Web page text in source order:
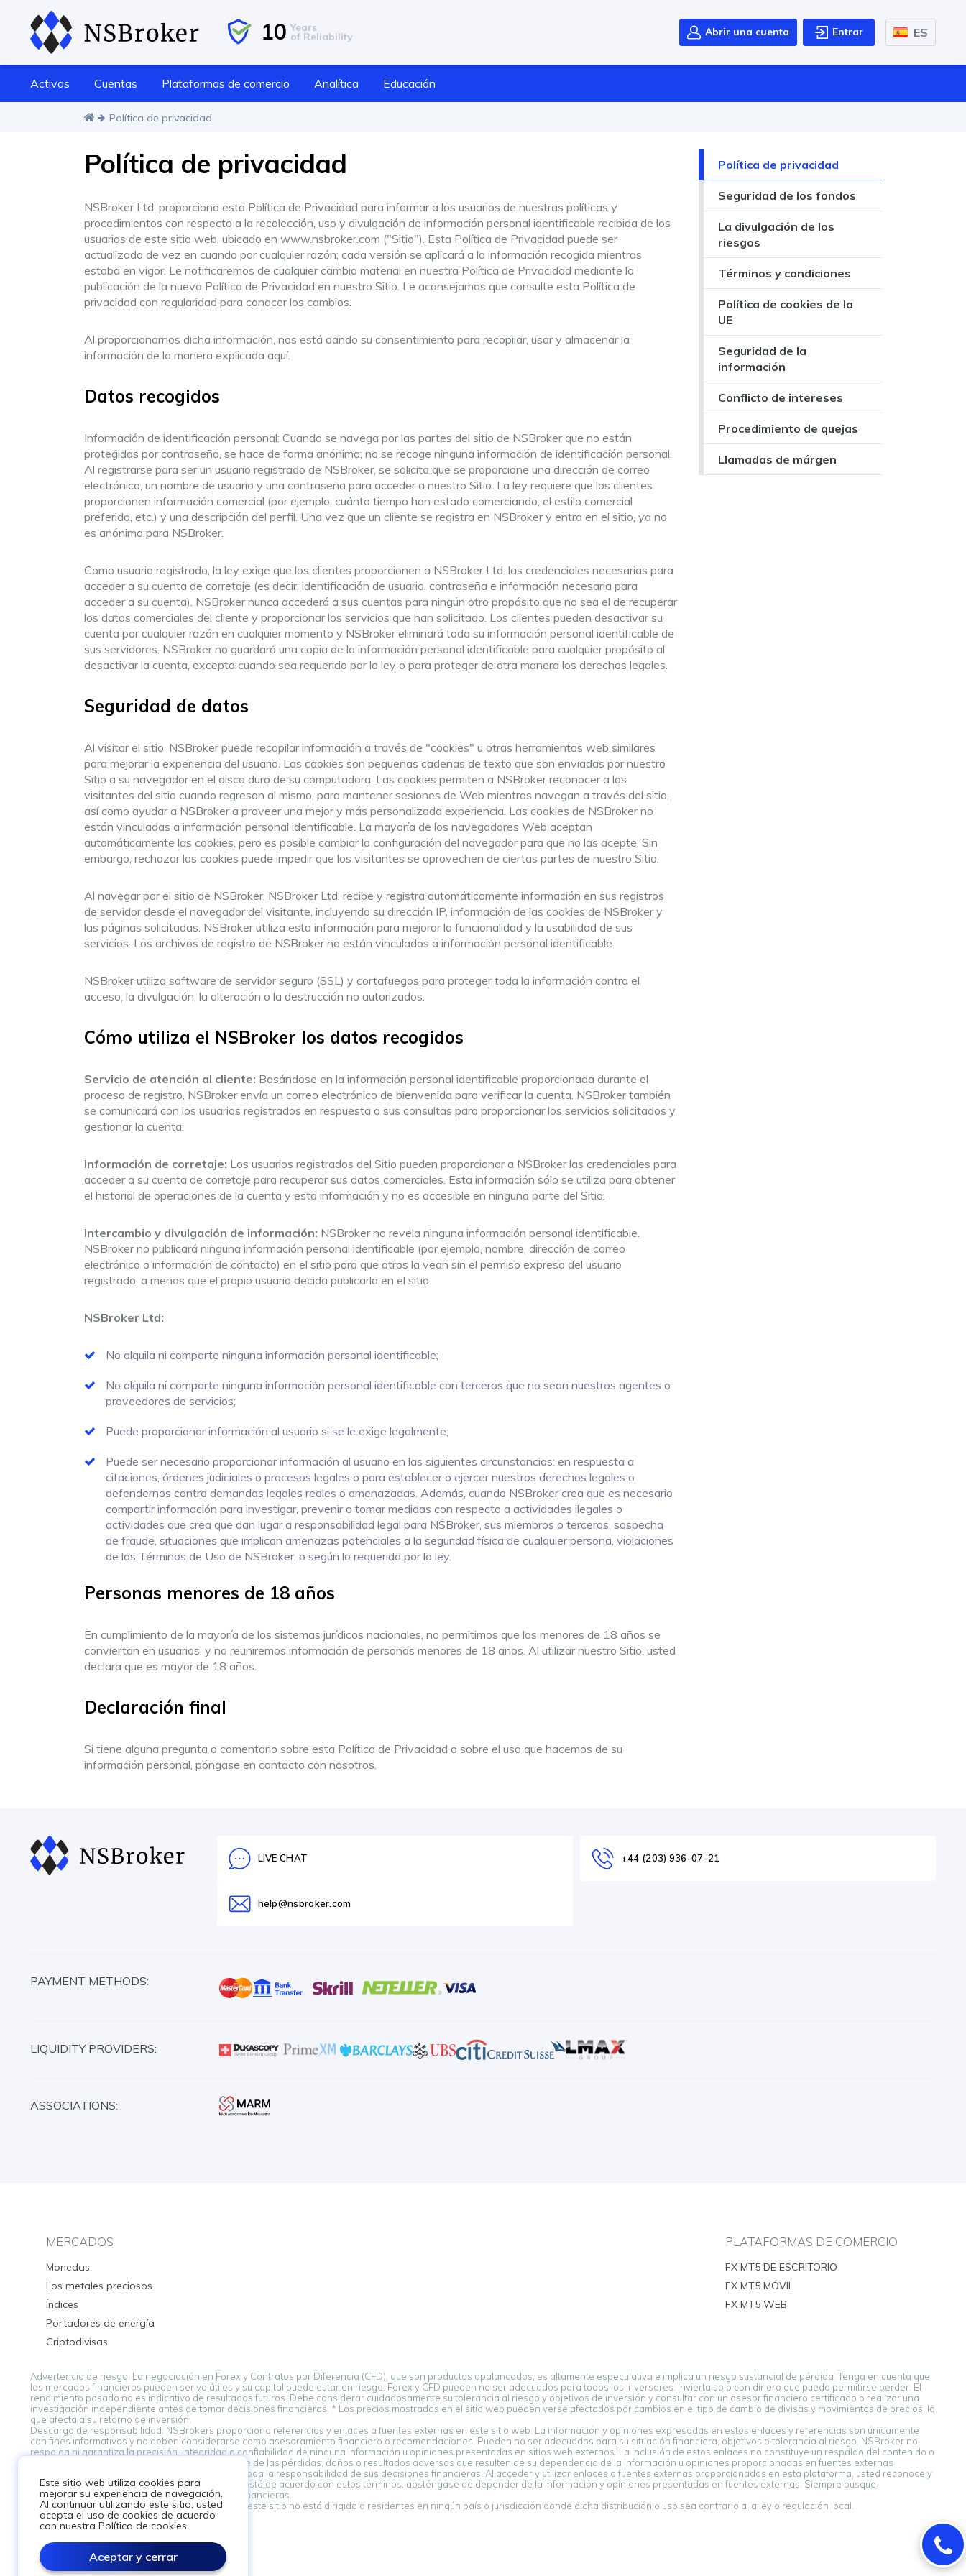
10 Years
of Reliability Abrir una cuenta Entrar ES
Activos Cuentas Plataformas de comercio Analítica Educación
Política de privacidad
Política de privacidad
NSBroker Ltd. proporciona esta Política de Privacidad para informar a los usuarios de nuestras políticas y
procedimientos con respecto a la recolección, uso y divulgación de información personal identificable recibida de los
usuarios de este sitio web, ubicado en www.nsbroker.com ("Sitio"). Esta Política de Privacidad puede ser
actualizada de vez en cuando por cualquier razón; cada versión se aplicará a la información recogida mientras
estaba en vigor. Le notificaremos de cualquier cambio material en nuestra Política de Privacidad mediante la
publicación de la nueva Política de Privacidad en nuestro Sitio. Le aconsejamos que consulte esta Política de
privacidad con regularidad para conocer los cambios.
Al proporcionarnos dicha información, nos está dando su consentimiento para recopilar, usar y almacenar la
información de la manera explicada aquí.
Datos recogidos
Información de identificación personal: Cuando se navega por las partes del sitio de NSBroker que no están
protegidas por contraseña, se hace de forma anónima; no se recoge ninguna información de identificación personal.
Al registrarse para ser un usuario registrado de NSBroker, se solicita que se proporcione una dirección de correo
electrónico, un nombre de usuario y una contraseña para acceder a nuestro Sitio. La ley requiere que los clientes
proporcionen información comercial (por ejemplo, cuánto tiempo han estado comerciando, el estilo comercial
preferido, etc.) y una descripción del perfil. Una vez que un cliente se registra en NSBroker y entra en el sitio, ya no
es anónimo para NSBroker.
Como usuario registrado, la ley exige que los clientes proporcionen a NSBroker Ltd. las credenciales necesarias para
acceder a su cuenta de corretaje (es decir, identificación de usuario, contraseña e información necesaria para
acceder a su cuenta). NSBroker nunca accederá a sus cuentas para ningún otro propósito que no sea el de recuperar
los datos comerciales del cliente y proporcionar los servicios que han solicitado. Los clientes pueden desactivar su
cuenta por cualquier razón en cualquier momento y NSBroker eliminará toda su información personal identificable de
sus servidores. NSBroker no guardará una copia de la información personal identificable para cualquier propósito al
desactivar la cuenta, excepto cuando sea requerido por la ley o para proteger de otra manera los derechos legales.
Seguridad de datos
Al visitar el sitio, NSBroker puede recopilar información a través de "cookies" u otras herramientas web similares
para mejorar la experiencia del usuario. Las cookies son pequeñas cadenas de texto que son enviadas por nuestro
Sitio a su navegador en el disco duro de su computadora. Las cookies permiten a NSBroker reconocer a los
visitantes del sitio cuando regresan al mismo, para mantener sesiones de Web mientras navegan a través del sitio,
así como ayudar a NSBroker a proveer una mejor y más personalizada experiencia. Las cookies de NSBroker no
están vinculadas a información personal identificable. La mayoría de los navegadores Web aceptan
automáticamente las cookies, pero es posible cambiar la configuración del navegador para que no las acepte. Sin
embargo, rechazar las cookies puede impedir que los visitantes se aprovechen de ciertas partes de nuestro Sitio.
Al navegar por el sitio de NSBroker, NSBroker Ltd. recibe y registra automáticamente información en sus registros
de servidor desde el navegador del visitante, incluyendo su dirección IP, información de las cookies de NSBroker y
las páginas solicitadas. NSBroker utiliza esta información para mejorar la funcionalidad y la usabilidad de sus
servicios. Los archivos de registro de NSBroker no están vinculados a información personal identificable.
NSBroker utiliza software de servidor seguro (SSL) y cortafuegos para proteger toda la información contra el
acceso, la divulgación, la alteración o la destrucción no autorizados.
Cómo utiliza el NSBroker los datos recogidos
Servicio de atención al cliente: Basándose en la información personal identificable proporcionada durante el
proceso de registro, NSBroker envía un correo electrónico de bienvenida para verificar la cuenta. NSBroker también
se comunicará con los usuarios registrados en respuesta a sus consultas para proporcionar los servicios solicitados y
gestionar la cuenta.
Información de corretaje: Los usuarios registrados del Sitio pueden proporcionar a NSBroker las credenciales para
acceder a su cuenta de corretaje para recuperar sus datos comerciales. Esta información sólo se utiliza para obtener
el historial de operaciones de la cuenta y esta información y no es accesible en ninguna parte del Sitio.
Intercambio y divulgación de información: NSBroker no revela ninguna información personal identificable.
NSBroker no publicará ninguna información personal identificable (por ejemplo, nombre, dirección de correo
electrónico o información de contacto) en el sitio para que otros la vean sin el permiso expreso del usuario
registrado, a menos que el propio usuario decida publicarla en el sitio.
NSBroker Ltd:
No alquila ni comparte ninguna información personal identificable;
No alquila ni comparte ninguna información personal identificable con terceros que no sean nuestros agentes o
proveedores de servicios;
Puede proporcionar información al usuario si se le exige legalmente;
Puede ser necesario proporcionar información al usuario en las siguientes circunstancias: en respuesta a
citaciones, órdenes judiciales o procesos legales o para establecer o ejercer nuestros derechos legales o
defendernos contra demandas legales reales o amenazadas. Además, cuando NSBroker crea que es necesario
compartir información para investigar, prevenir o tomar medidas con respecto a actividades ilegales o
actividades que crea que dan lugar a responsabilidad legal para NSBroker, sus miembros o terceros, sospecha
de fraude, situaciones que implican amenazas potenciales a la seguridad física de cualquier persona, violaciones
de los Términos de Uso de NSBroker, o según lo requerido por la ley.
Personas menores de 18 años
En cumplimiento de la mayoría de los sistemas jurídicos nacionales, no permitimos que los menores de 18 años se
conviertan en usuarios, y no reuniremos información de personas menores de 18 años. Al utilizar nuestro Sitio, usted
declara que es mayor de 18 años.
Declaración final
Si tiene alguna pregunta o comentario sobre esta Política de Privacidad o sobre el uso que hacemos de su
información personal, póngase en contacto con nosotros.
Política de privacidad
Seguridad de los fondos
La divulgación de los
riesgos
Términos y condiciones
Política de cookies de la
UE
Seguridad de la
información
Conflicto de intereses
Procedimiento de quejas
Llamadas de márgen
LIVE CHAT +44 (203) 936-07-21
help@nsbroker.com
PAYMENT METHODS:
LIQUIDITY PROVIDERS:
ASSOCIATIONS:
MERCADOS
Monedas
Los metales preciosos
Índices
Portadores de energía
Criptodivisas
PLATAFORMAS DE COMERCIO
FX MT5 DE ESCRITORIO
FX MT5 MÓVIL
FX MT5 WEB
Advertencia de riesgo: La negociación en Forex y Contratos por Diferencia (CFD), que son productos apalancados, es altamente especulativa e implica un riesgo sustancial de pérdida. Tenga en cuenta que
los mercados financieros pueden ser volátiles y su capital puede estar en riesgo. Forex y CFD pueden no ser adecuados para todos los inversores. Invierta solo con dinero que pueda permitirse perder. El
rendimiento pasado no es indicativo de resultados futuros. Debe considerar cuidadosamente su tolerancia al riesgo y objetivos de inversión y consultar con un asesor financiero certificado o realizar una
investigación independiente antes de tomar decisiones financieras. * Los precios mostrados en el sitio web pueden verse afectados por cambios en el tipo de cambio de divisas y movimientos de precios, lo
que afecta a su retorno de inversión.
Descargo de responsabilidad: NSBrokers proporciona referencias y enlaces a fuentes externas en este sitio web. La información y opiniones expresadas en estos enlaces y referencias son únicamente
con fines informativos y no deben considerarse como asesoramiento financiero o recomendaciones. Pueden no ser adecuados para su situación financiera, objetivos o tolerancia al riesgo. NSBroker no
respalda ni garantiza la precisión, integridad o confiabilidad de ninguna información u opiniones presentadas en sitios web externos. La inclusión de estos enlaces no constituye un respaldo del contenido o
de sus proveedores. NSBroker no es responsable de las pérdidas, daños o resultados adversos que resulten de su dependencia de la información u opiniones proporcionadas en fuentes externas
vinculadas desde esta plataforma. Usted asume toda la responsabilidad de sus decisiones financieras. Al acceder y utilizar enlaces a fuentes externas proporcionados en esta plataforma, usted reconoce y
acepta este descargo de responsabilidad. Si no está de acuerdo con estos términos, absténgase de depender de la información y opiniones presentadas en fuentes externas. Siempre busque
asesoramiento profesional al tomar decisiones financieras.
Descargo de responsabilidad: La información en este sitio no está dirigida a residentes en ningún país o jurisdicción donde dicha distribución o uso sea contrario a la ley o regulación local.
Este sitio web utiliza cookies para
mejorar su experiencia de navegación.
Al continuar utilizando este sitio, usted
acepta el uso de cookies de acuerdo
con nuestra Política de cookies.
Aceptar y cerrar